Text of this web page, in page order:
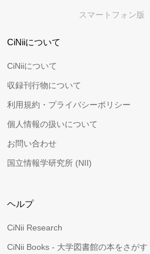
スマートフォン版
CiNiiについて
CiNiiについて
収録刊行物について
利用規約・プライバシーポリシー
個人情報の扱いについて
お問い合わせ
国立情報学研究所 (NII)
ヘルプ
CiNii Research
CiNii Books - 大学図書館の本をさがす